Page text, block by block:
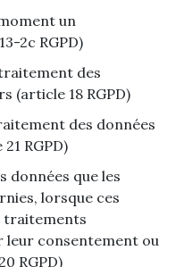
un
2c RGPD)
des
(article 18 RGPD)
des données
RGPD)
données que les
lorsque ces
traitements
leur consentement ou
RGPD)